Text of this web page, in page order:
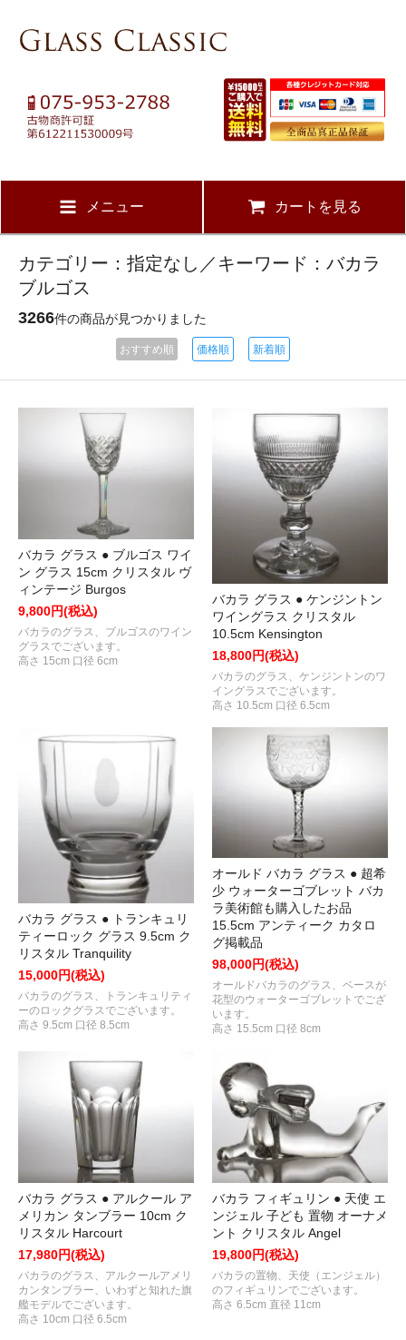
メニュー カートを見る
カテゴリー：指定なし／キーワード：バカラ
ブルゴス
3266件の商品が見つかりました
おすすめ順 価格順 新着順
バカラ グラス ● ブルゴス ワイ
ン グラス 15cm クリスタル ヴ
ィンテージ Burgos
9,800円(税込)
バカラのグラス、ブルゴスのワイン
グラスでございます。
高さ 15cm 口径 6cm
バカラ グラス ● ケンジントン
ワイングラス クリスタル
10.5cm Kensington
18,800円(税込)
バカラのグラス、ケンジントンのワ
イングラスでございます。
高さ 10.5cm 口径 6.5cm
バカラ グラス ● トランキュリ
ティーロック グラス 9.5cm ク
リスタル Tranquility
15,000円(税込)
バカラのグラス、トランキュリティ
ーのロックグラスでございます。
高さ 9.5cm 口径 8.5cm
オールド バカラ グラス ● 超希
少 ウォーターゴブレット バカ
ラ美術館も購入したお品
15.5cm アンティーク カタロ
グ掲載品
98,000円(税込)
オールドバカラのグラス、ベースが
花型のウォーターゴブレットでござ
います。
高さ 15.5cm 口径 8cm
バカラ グラス ● アルクール ア
メリカン タンブラー 10cm ク
リスタル Harcourt
17,980円(税込)
バカラのグラス、アルクールアメリ
カンタンブラー、いわずと知れた旗
艦モデルでございます。
高さ 10cm 口径 6.5cm
バカラ フィギュリン ● 天使 エ
ンジェル 子ども 置物 オーナメ
ント クリスタル Angel
19,800円(税込)
バカラの置物、天使（エンジェル）
のフィギュリンでございます。
高さ 6.5cm 直径 11cm